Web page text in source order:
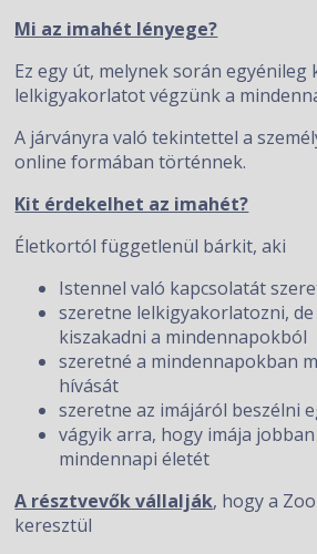
Mi az imahét lényege?
Ez egy út, melynek során egyénileg
lelkigyakorlatot végzünk a
A járványra való tekintettel a
online formában történnek.
Kit érdekelhet az imahét?
Életkortól függetlenül bárkit, aki
Istennel való kapcsolatát
szeretne lelkigyakorlatozni,
kiszakadni a mindennapokból
szeretné a mindennapokban
hívását
szeretne az imájáról beszélni
vágyik arra, hogy imája
mindennapi életét
A résztvevők vállalják, hogy a
keresztül